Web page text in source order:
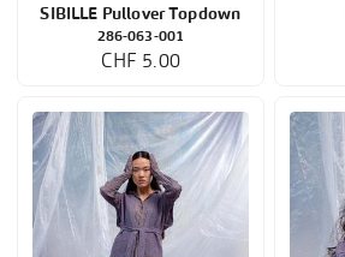
SIBILLE Pullover Topdown
286-063-001
CHF 5.00